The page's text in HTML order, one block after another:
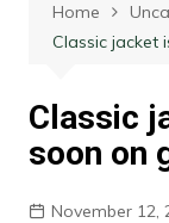
Home
Classic jacket
Classic
soon on
November 12,